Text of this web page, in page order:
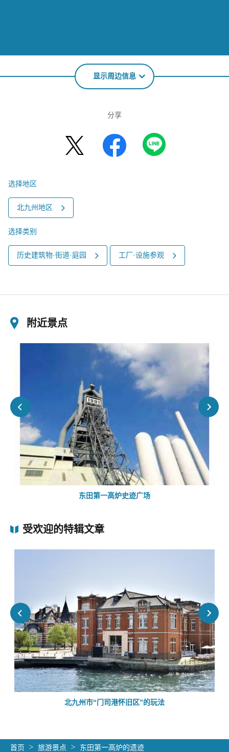
显示周边信息
分享
选择地区
北九州地区
选择类别
历史建筑物·街道·庭园 工厂·设施参观
附近景点
东田第一高炉史迹广场
受欢迎的特辑文章
北九州市“门司港怀旧区”的玩法
首页 旅游景点 东田第一高炉的遗迹